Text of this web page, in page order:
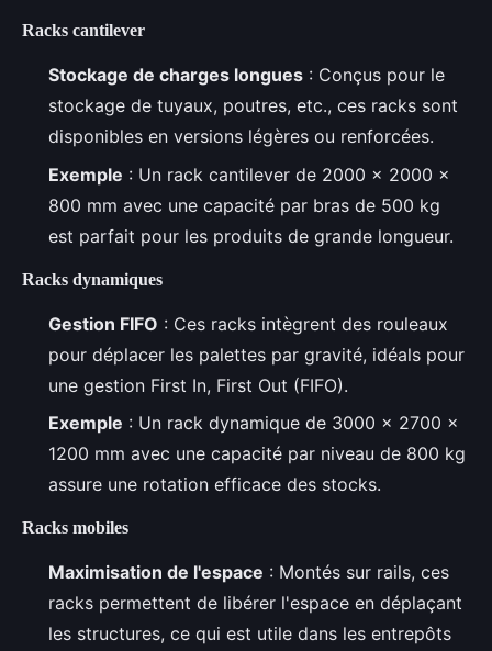
Racks cantilever
Stockage de charges longues : Conçus pour le
stockage de tuyaux, poutres, etc., ces racks sont
disponibles en versions légères ou renforcées.
Exemple : Un rack cantilever de 2000 x 2000 x
800 mm avec une capacité par bras de 500 kg
est parfait pour les produits de grande longueur.
Racks dynamiques
Gestion FIFO : Ces racks intègrent des rouleaux
pour déplacer les palettes par gravité, idéals pour
une gestion First In, First Out (FIFO).
Exemple : Un rack dynamique de 3000 x 2700 x
1200 mm avec une capacité par niveau de 800 kg
assure une rotation efficace des stocks.
Racks mobiles
Maximisation de l'espace : Montés sur rails, ces
racks permettent de libérer l'espace en déplaçant
les structures, ce qui est utile dans les entrepôts